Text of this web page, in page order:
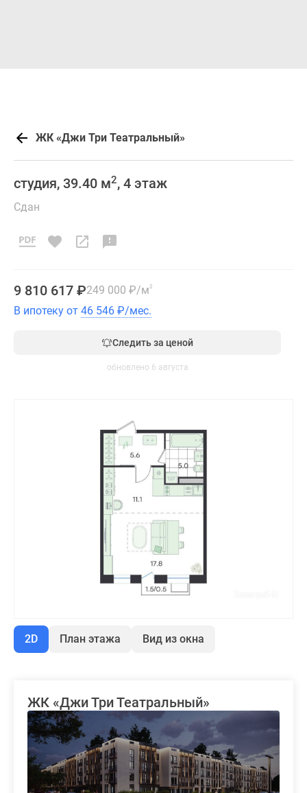
ЖК «Джи Три Театральный»
студия, 39.40 м2, 4 этаж
Сдан
9 810 617 ₽249 000 ₽/м2
В ипотеку от 46 546 ₽/мес.
Следить за ценой
обновлено 6 августа
2D План этажа Вид из окна
ЖК «Джи Три Театральный»